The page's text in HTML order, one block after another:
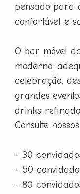
pensado para
confortável e
O bar móvel
moderno,
celebração,
grandes
drinks
Consulte
- 30
- 50
- 80